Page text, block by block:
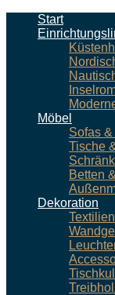
Start
Möbel
Sofas &
Tische
Betten
Dekoration
Textilien